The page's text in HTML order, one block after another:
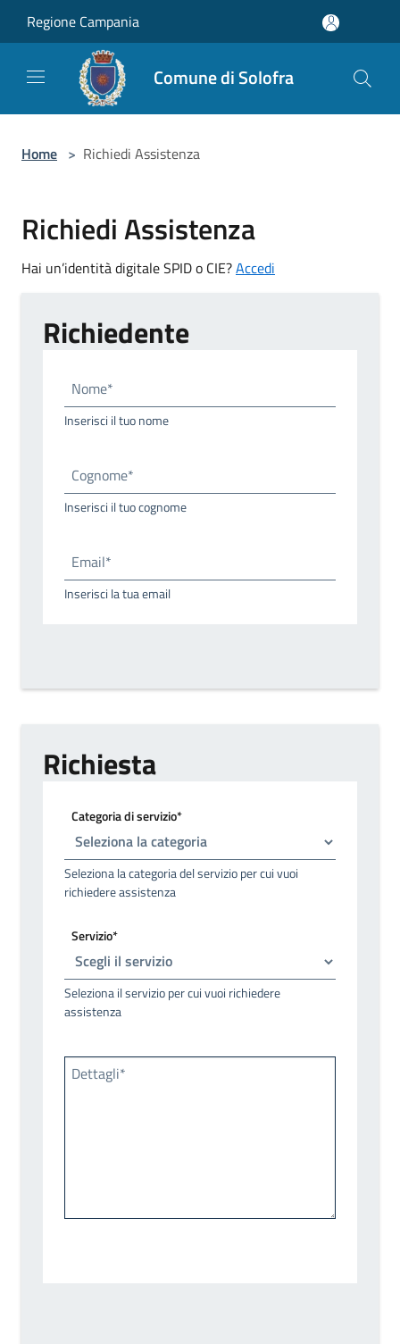
Regione Campania
Comune di Solofra
Home > Richiedi Assistenza
Richiedi Assistenza
Hai un’identità digitale SPID o CIE?Accedi
Richiedente
Nome*
Inserisci il tuo nome
Cognome*
Inserisci il tuo cognome
Email*
Inserisci la tua email
Richiesta
Categoria di servizio*
Seleziona la categoria del servizio per cui vuoi
richiedere assistenza
Servizio*
Seleziona il servizio per cui vuoi richiedere
assistenza
Dettagli*